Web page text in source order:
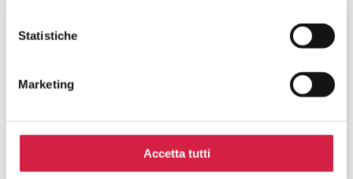
Statistiche
Marketing
Accetta tutti
Corato